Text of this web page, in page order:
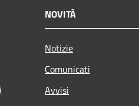
NOVITÀ
Notizie
Comunicati
Avvisi